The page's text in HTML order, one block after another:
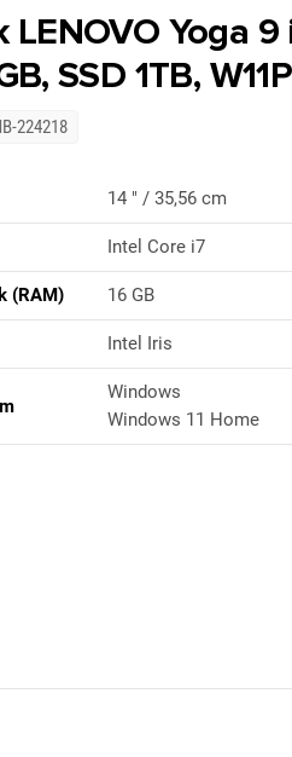
LENOVO Yoga 9
SSD 1TB, W11P
224218
14 " / 35,56 cm
Intel Core i7
(RAM) 16 GB
Intel Iris
Windows
Windows 11 Home